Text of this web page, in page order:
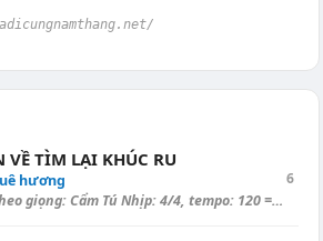
VỀ TÌM LẠI KHÚC RU
hương
♪ Hợp âm theo giọng: Cẩm Tú Nhịp: 4/4, tempo: 120 ====== Intro: [E] | [G...
6